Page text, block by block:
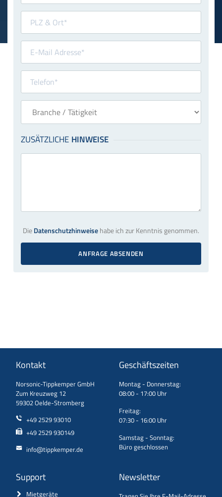
DieDatenschutzhinweisehabe ich zur Kenntnis genommen.
ANFRAGE ABSENDEN
Kontakt
Norsonic-Tippkemper GmbH
Zum Kreuzweg 12
59302 Oelde-Stromberg
+49 2529 93010
+49 2529 930149
info@tippkemper.de
Geschäftszeiten
Montag - Donnerstag:
08:00 - 17:00 Uhr
Freitag:
07:30 - 16:00 Uhr
Samstag - Sonntag:
Büro geschlossen
Support
Mietgeräte
Newsletter